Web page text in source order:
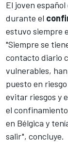
El joven español
durante el
estuvo siempre
"Siempre se
contacto diario
vulnerables,
puesto en
evitar riesgos y
el
en Bélgica y
salir", concluye.